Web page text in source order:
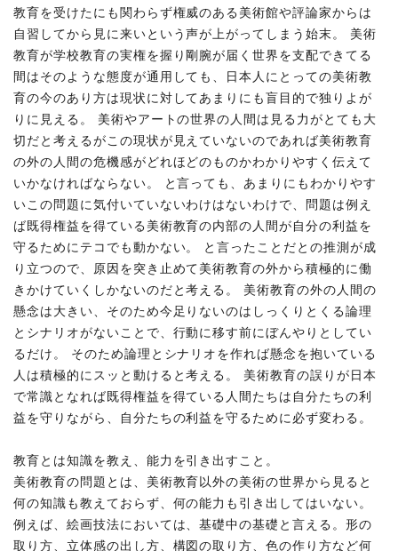
教育を受けたにも関わらず権威のある美術館や評論家からは
自習してから見に来いという声が上がってしまう始末。 美術
教育が学校教育の実権を握り剛腕が届く世界を支配できてる
間はそのような態度が通用しても、日本人にとっての美術教
育の今のあり方は現状に対してあまりにも盲目的で独りよが
りに見える。 美術やアートの世界の人間は見る力がとても大
切だと考えるがこの現状が見えていないのであれば美術教育
の外の人間の危機感がどれほどのものかわかりやすく伝えて
いかなければならない。 と言っても、あまりにもわかりやす
いこの問題に気付いていないわけはないわけで、問題は例え
ば既得権益を得ている美術教育の内部の人間が自分の利益を
守るためにテコでも動かない。 と言ったことだとの推測が成
り立つので、原因を突き止めて美術教育の外から積極的に働
きかけていくしかないのだと考える。 美術教育の外の人間の
懸念は大きい、そのため今足りないのはしっくりとくる論理
とシナリオがないことで、行動に移す前にぼんやりとしてい
るだけ。 そのため論理とシナリオを作れば懸念を抱いている
人は積極的にスッと動けると考える。 美術教育の誤りが日本
で常識となれば既得権益を得ている人間たちは自分たちの利
益を守りながら、自分たちの利益を守るために必ず変わる。
教育とは知識を教え、能力を引き出すこと。
美術教育の問題とは、美術教育以外の美術の世界から見ると
何の知識も教えておらず、何の能力も引き出してはいない。
例えば、絵画技法においては、基礎中の基礎と言える。形の
取り方、立体感の出し方、構図の取り方、色の作り方など何